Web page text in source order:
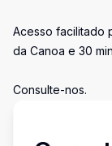
Acesso facilitado
da Canoa e 30
Consulte-nos.